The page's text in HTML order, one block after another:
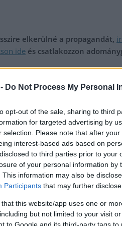
Do Not Process My Personal
opt-out of the sale, sharing to third
for targeted advertising by
selection. Please note that after
interest-based ads based on
to third parties prior to
of your personal information by
This information may also be
Participants that may further
that this website/app uses one or
but not limited to your visit
to Google and its third-party tags
elkerülné a propagandát,
ide és csatlakozzon
, , , ,
milyen terrorban vannak a